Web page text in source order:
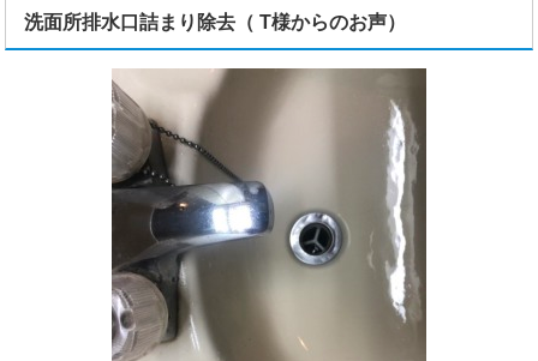
洗面所排水口詰まり除去（ T様からのお声）